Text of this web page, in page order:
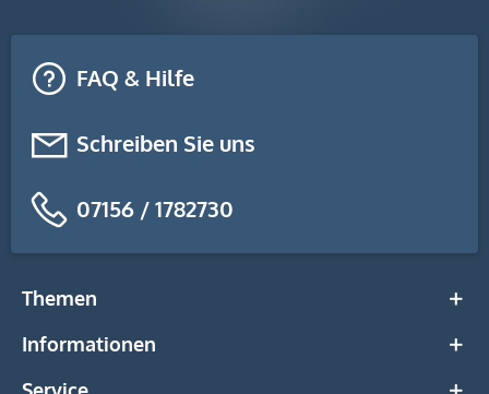
FAQ & Hilfe
Schreiben Sie uns
07156 / 1782730
Themen
Informationen
Service